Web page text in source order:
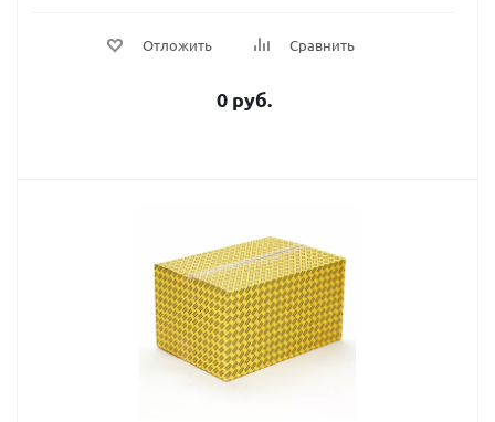
Отложить Сравнить
0 руб.